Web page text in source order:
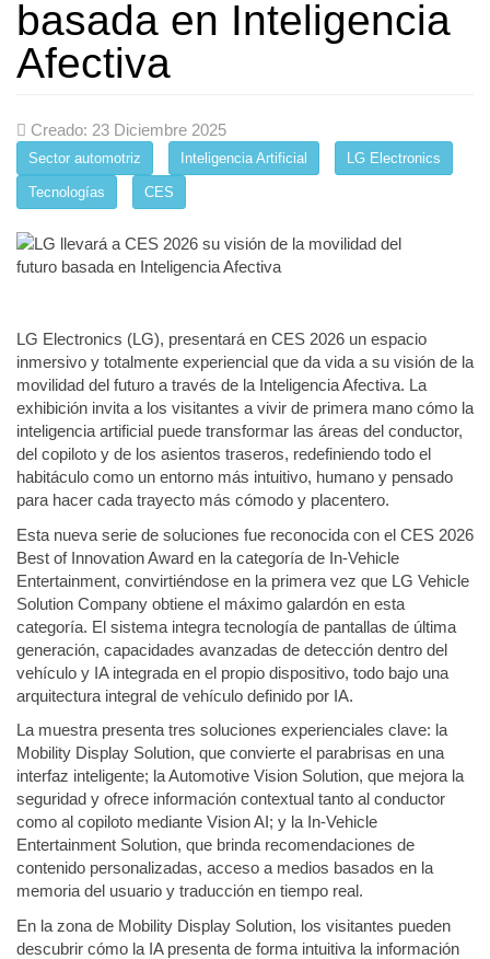
basada en Inteligencia
Afectiva
Creado: 23 Diciembre 2025
Sector automotriz Inteligencia Artificial LG Electronics
Tecnologías CES
LG Electronics (LG), presentará en CES 2026 un espacio
inmersivo y totalmente experiencial que da vida a su visión de la
movilidad del futuro a través de la Inteligencia Afectiva. La
exhibición invita a los visitantes a vivir de primera mano cómo la
inteligencia artificial puede transformar las áreas del conductor,
del copiloto y de los asientos traseros, redefiniendo todo el
habitáculo como un entorno más intuitivo, humano y pensado
para hacer cada trayecto más cómodo y placentero.
Esta nueva serie de soluciones fue reconocida con el CES 2026
Best of Innovation Award en la categoría de In-Vehicle
Entertainment, convirtiéndose en la primera vez que LG Vehicle
Solution Company obtiene el máximo galardón en esta
categoría. El sistema integra tecnología de pantallas de última
generación, capacidades avanzadas de detección dentro del
vehículo y IA integrada en el propio dispositivo, todo bajo una
arquitectura integral de vehículo definido por IA.
La muestra presenta tres soluciones experienciales clave: la
Mobility Display Solution, que convierte el parabrisas en una
interfaz inteligente; la Automotive Vision Solution, que mejora la
seguridad y ofrece información contextual tanto al conductor
como al copiloto mediante Vision AI; y la In-Vehicle
Entertainment Solution, que brinda recomendaciones de
contenido personalizadas, acceso a medios basados en la
memoria del usuario y traducción en tiempo real.
En la zona de Mobility Display Solution, los visitantes pueden
descubrir cómo la IA presenta de forma intuitiva la información